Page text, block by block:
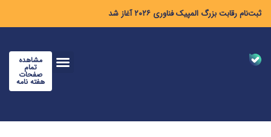
ثبت‌نام رقابت بزرگ المپیک فناوری ۲۰۲۶ آغاز شد
مشاهده
تمام
صفحات
هفته نامه